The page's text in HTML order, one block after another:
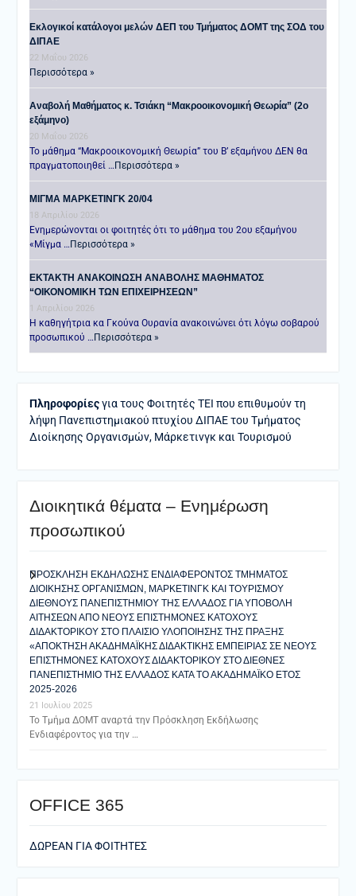
Εκλογικοί κατάλογοι μελών ΔΕΠ του Τμήματος ΔΟΜΤ της ΣΟΔ του
ΔΙΠΑΕ
22 Μαΐου 2026
Περισσότερα »
Αναβολή Μαθήματος κ. Τσιάκη “Μακροοικονομική Θεωρία” (2ο
εξάμηνο)
20 Μαΐου 2026
Το μάθημα “Μακροοικονομική Θεωρία” του Β’ εξαμήνου ΔΕΝ θα
πραγματοποιηθεί …Περισσότερα »
ΜΙΓΜΑ ΜΑΡΚΕΤΙΝΓΚ 20/04
18 Απριλίου 2026
Ενημερώνονται οι φοιτητές ότι το μάθημα του 2ου εξαμήνου
«Μίγμα …Περισσότερα »
ΕΚΤΑΚΤΗ ΑΝΑΚΟΙΝΩΣΗ ΑΝΑΒΟΛΗΣ ΜΑΘΗΜΑΤΟΣ
“ΟΙΚΟΝΟΜΙΚΗ ΤΩΝ ΕΠΙΧΕΙΡΗΣΕΩΝ”
1 Απριλίου 2026
Η καθηγήτρια κα Γκούνα Ουρανία ανακοινώνει ότι λόγω σοβαρού
προσωπικού …Περισσότερα »
Πληροφορίεςγια τους Φοιτητές ΤΕΙ που επιθυμούν τη
λήψη Πανεπιστημιακού πτυχίου ΔΙΠΑΕ του Τμήματος
Διοίκησης Οργανισμών, Μάρκετινγκ και Τουρισμού
Διοικητικά θέματα – Ενημέρωση
προσωπικού
ΠΡΟΣΚΛΗΣΗ ΕΚΔΗΛΩΣΗΣ ΕΝΔΙΑΦΕΡΟΝΤΟΣ ΤΜΗΜΑΤΟΣ
ΔΙΟΙΚΗΣΗΣ ΟΡΓΑΝΙΣΜΩΝ, ΜΑΡΚΕΤΙΝΓΚ ΚΑΙ ΤΟΥΡΙΣΜΟΥ
ΔΙΕΘΝΟΥΣ ΠΑΝΕΠΙΣΤΗΜΙΟΥ ΤΗΣ ΕΛΛΑΔΟΣ ΓΙΑ ΥΠΟΒΟΛΗ
ΑΙΤΗΣΕΩΝ ΑΠΟ ΝΕΟΥΣ ΕΠΙΣΤΗΜΟΝΕΣ ΚΑΤΟΧΟΥΣ
ΔΙΔΑΚΤΟΡΙΚΟΥ ΣΤΟ ΠΛΑΙΣΙΟ ΥΛΟΠΟΙΗΣΗΣ ΤΗΣ ΠΡΑΞΗΣ
«ΑΠΟΚΤΗΣΗ ΑΚΑΔΗΜΑΪΚΗΣ ΔΙΔΑΚΤΙΚΗΣ ΕΜΠΕΙΡΙΑΣ ΣΕ ΝΕΟΥΣ
ΕΠΙΣΤΗΜΟΝΕΣ ΚΑΤΟΧΟΥΣ ΔΙΔΑΚΤΟΡΙΚΟΥ ΣΤΟ ΔΙΕΘΝΕΣ
ΠΑΝΕΠΙΣΤΗΜΙΟ ΤΗΣ ΕΛΛΑΔΟΣ ΚΑΤΑ ΤΟ ΑΚΑΔΗΜΑΪΚΟ ΕΤΟΣ
2025-2026
21 Ιουλίου 2025
Το Τμήμα ΔΟΜΤ αναρτά την Πρόσκληση Εκδήλωσης
Ενδιαφέροντος για την …
ΟFFICE 365
ΔΩΡΕΑΝ ΓΙΑ ΦΟΙΤΗΤΕΣ